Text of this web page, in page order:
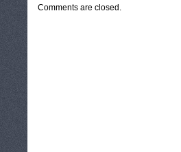
Comments are closed.